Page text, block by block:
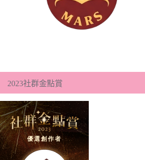
2023社群金點賞